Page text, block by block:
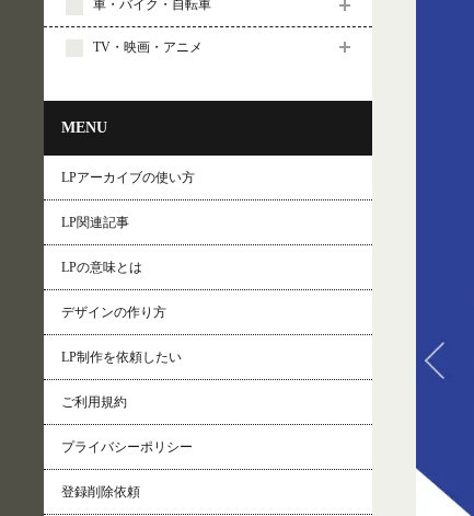
車・バイク・自転車
TV・映画・アニメ
MENU
LPアーカイブの使い方
LP関連記事
LPの意味とは
デザインの作り方
LP制作を依頼したい
ご利用規約
プライバシーポリシー
登録削除依頼